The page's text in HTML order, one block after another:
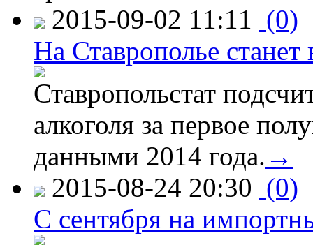
2015-09-02 11:11 (0)
На Ставрополье
Ставропольстат
алкоголя за первое
данными 2014 года. →
2015-08-24 20:30 (0)
C сентября на